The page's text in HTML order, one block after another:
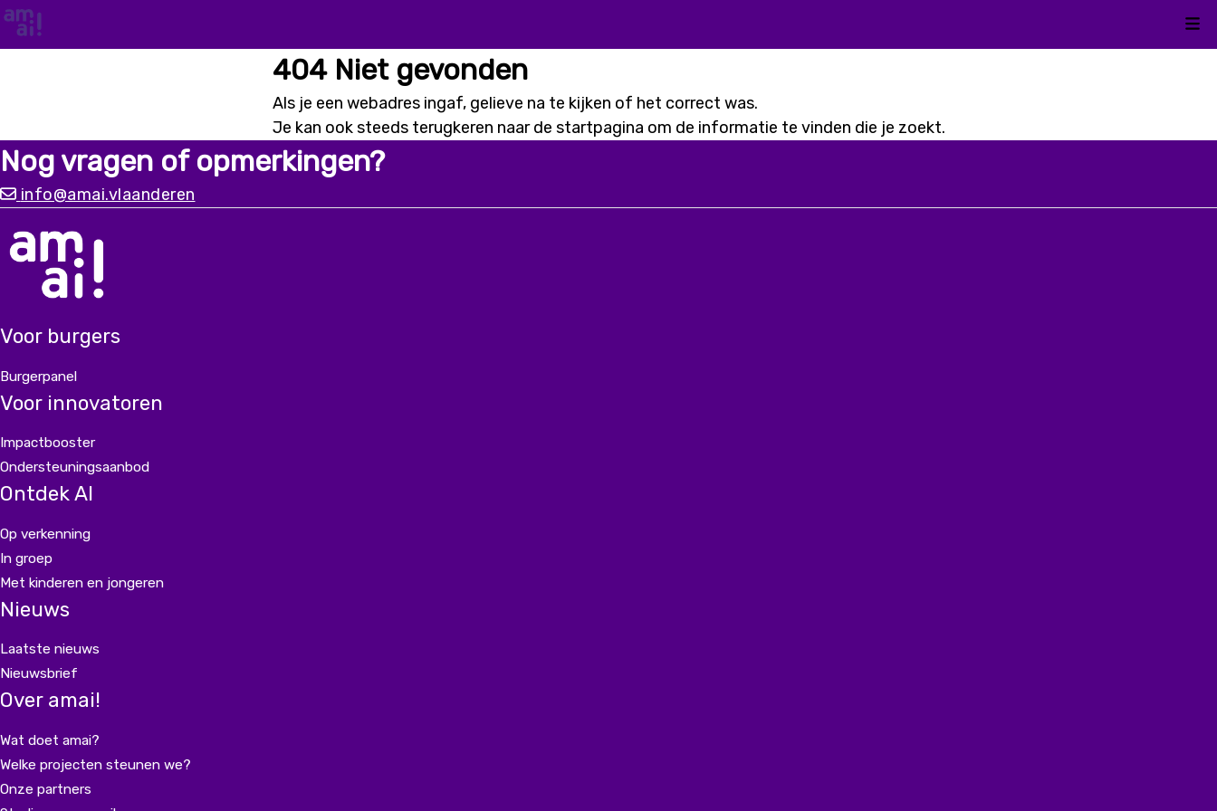
404 Niet gevonden
Als je een webadres ingaf, gelieve na te kijken of het correct was.
Je kan ook steeds terugkeren naar de startpagina om de informatie te vinden die je zoekt.
Nog vragen of opmerkingen?
info@amai.vlaanderen
Voor burgers
Burgerpanel
Voor innovatoren
Impactbooster
Ondersteuningsaanbod
Ontdek AI
Op verkenning
In groep
Met kinderen en jongeren
Nieuws
Laatste nieuws
Nieuwsbrief
Over amai!
Wat doet amai?
Welke projecten steunen we?
Onze partners